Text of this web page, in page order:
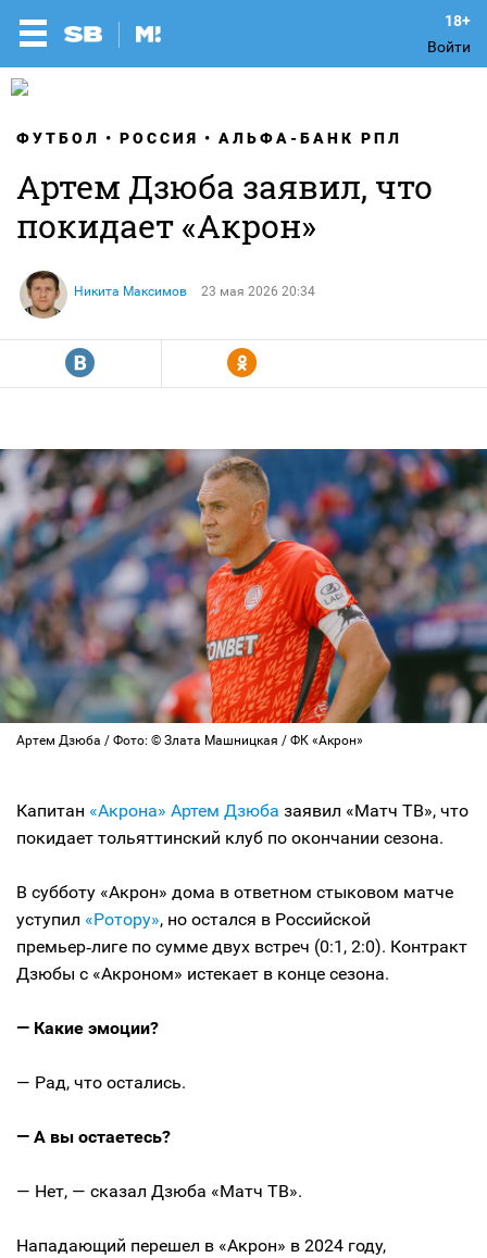
Войти
ФУТБОЛ РОССИЯ АЛЬФА-БАНК РПЛ
Артем Дзюба заявил, что
покидает «Акрон»
Никита Максимов 23 мая 2026 20:34
R Y
Артем Дзюба / Фото: © Злата Машницкая / ФК «Акрон»
Капитан «Акрона» Артем Дзюба заявил «Матч ТВ», что
покидает тольяттинский клуб по окончании сезона.
В субботу «Акрон» дома в ответном стыковом матче
уступил «Ротору», но остался в Российской
премьер‑лиге по сумме двух встреч (0:1, 2:0). Контракт
Дзюбы с «Акроном» истекает в конце сезона.
— Какие эмоции?
— Рад, что остались.
— А вы остаетесь?
— Нет, — сказал Дзюба «Матч ТВ».
Нападающий перешел в «Акрон» в 2024 году,